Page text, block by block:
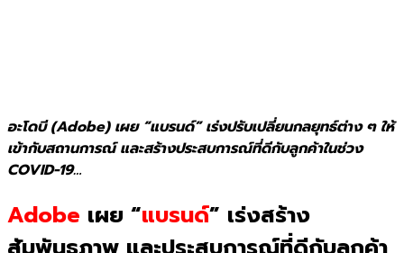
อะโดบี (Adobe) เผย “แบรนด์” เร่งปรับเปลี่ยนกลยุทธ์ต่าง ๆ ให้
เข้ากับสถานการณ์ และสร้างประสบการณ์ที่ดีกับลูกค้าในช่วง
COVID-19…
Adobe เผย “แบรนด์” เร่งสร้าง